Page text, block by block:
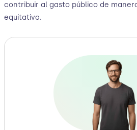
contribuir al gasto público de
equitativa.